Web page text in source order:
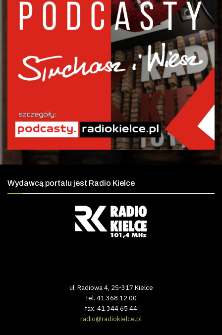
Wydawcą portalu jest Radio Kielce
ul. Radiowa 4, 25-317 Kielce
tel. 41 368 12 00
fax. 41 344 65 44
radio@radiokielce.pl